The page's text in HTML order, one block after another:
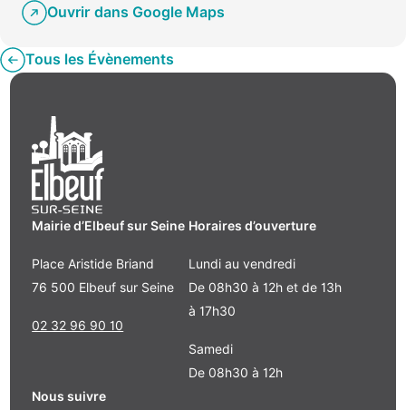
Ouvrir dans Google Maps
Tous les Évènements
Mairie d’Elbeuf sur Seine
Place Aristide Briand
76 500 Elbeuf sur Seine
02 32 96 90 10
Horaires d’ouverture
Lundi au vendredi
De 08h30 à 12h et de 13h
à 17h30
Samedi
De 08h30 à 12h
Nous suivre